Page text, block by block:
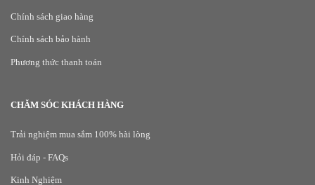
Chính sách giao hàng
Chính sách bảo hành
Phương thức thanh toán
CHĂM SÓC KHÁCH HÀNG
Trải nghiệm mua sắm 100% hài lòng
Hỏi đáp - FAQs
Kinh Nghiệm